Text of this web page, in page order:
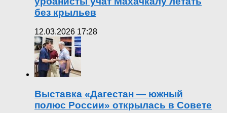
без крыльев
12.03.2026 17:28
Выставка «Дагестан — южный
полюс России» открылась в Совете